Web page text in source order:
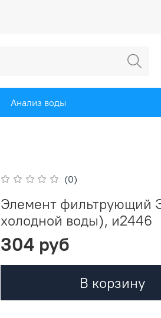
Анализ воды
(0)
Элемент фильтрующий
холодной воды), и2446
304 руб
В корзину